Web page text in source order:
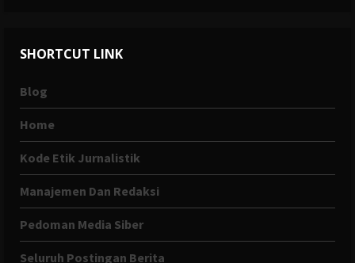
SHORTCUT LINK
Blog
Home
Kode Etik Jurnalistik
Manajemen Dan Redaksi
Pedoman Media Siber
Seluruh Postingan Berita